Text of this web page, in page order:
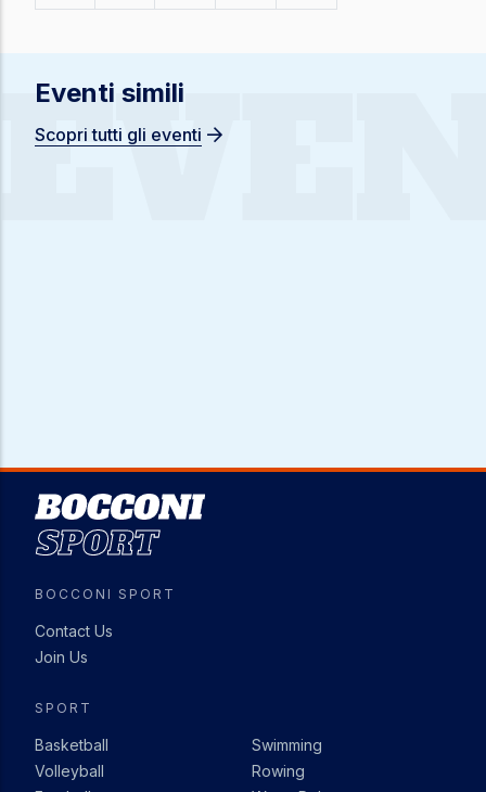
Eventi simili
Scopri tutti gli eventi
Image
BOCCONI SPORT
Contact Us
Join Us
SPORT
Basketball
Volleyball
Swimming
Rowing